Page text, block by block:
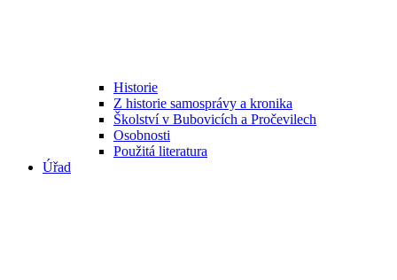
Historie
Z historie samosprávy a kronika
Školství v Bubovicích a Pročevilech
Osobnosti
Použitá literatura
Úřad